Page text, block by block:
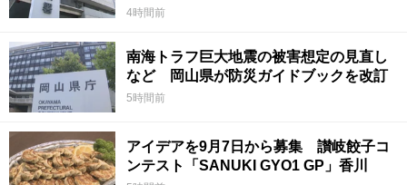
4時間前
南海トラフ巨大地震の被害想定の見直し
など 岡山県が防災ガイドブックを改訂
5時間前
アイデアを9月7日から募集 讃岐餃子コ
ンテスト「SANUKI GYO1 GP」香川